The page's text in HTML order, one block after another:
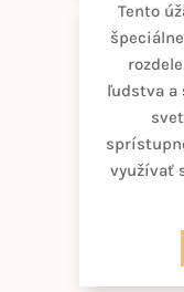
Tento
ľudstva a
využívať